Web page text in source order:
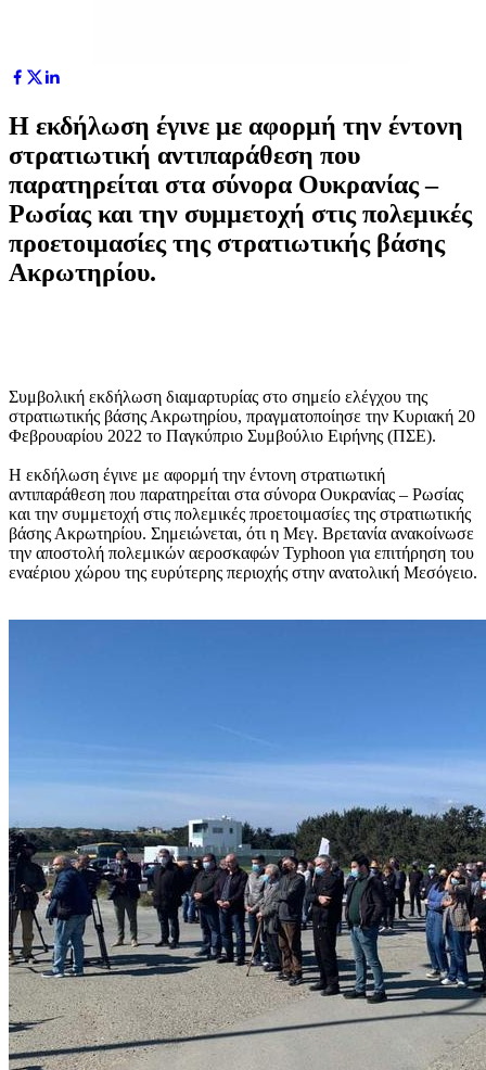
Η εκδήλωση έγινε με αφορμή την έντονη
στρατιωτική αντιπαράθεση που
παρατηρείται στα σύνορα Ουκρανίας –
Ρωσίας και την συμμετοχή στις πολεμικές
προετοιμασίες της στρατιωτικής βάσης
Ακρωτηρίου.
Συμβολική εκδήλωση διαμαρτυρίας στο σημείο ελέγχου της
στρατιωτικής βάσης Ακρωτηρίου, πραγματοποίησε την Κυριακή 20
Φεβρουαρίου 2022 το Παγκύπριο Συμβούλιο Ειρήνης (ΠΣΕ).
Η εκδήλωση έγινε με αφορμή την έντονη στρατιωτική
αντιπαράθεση που παρατηρείται στα σύνορα Ουκρανίας – Ρωσίας
και την συμμετοχή στις πολεμικές προετοιμασίες της στρατιωτικής
βάσης Ακρωτηρίου. Σημειώνεται, ότι η Μεγ. Βρετανία ανακοίνωσε
την αποστολή πολεμικών αεροσκαφών Typhoon για επιτήρηση του
εναέριου χώρου της ευρύτερης περιοχής στην ανατολική Μεσόγειο.